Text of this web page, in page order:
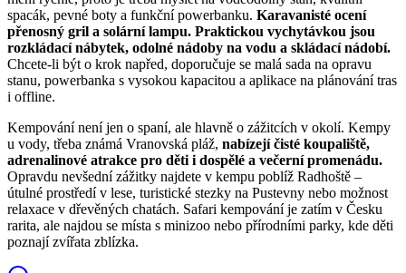
spacák, pevné boty a funkční powerbanku. Karavanisté ocení
přenosný gril a solární lampu. Praktickou vychytávkou jsou
rozkládací nábytek, odolné nádoby na vodu a skládací nádobí.
Chcete-li být o krok napřed, doporučuje se malá sada na opravu
stanu, powerbanka s vysokou kapacitou a aplikace na plánování tras
i offline.
Kempování není jen o spaní, ale hlavně o zážitcích v okolí. Kempy
u vody, třeba známá Vranovská pláž, nabízejí čisté koupaliště,
adrenalinové atrakce pro děti i dospělé a večerní promenádu.
Opravdu nevšední zážitky najdete v kempu poblíž Radhoště –
útulné prostředí v lese, turistické stezky na Pustevny nebo možnost
relaxace v dřevěných chatách. Safari kempování je zatím v Česku
rarita, ale najdou se místa s minizoo nebo přírodními parky, kde děti
poznají zvířata zblízka.